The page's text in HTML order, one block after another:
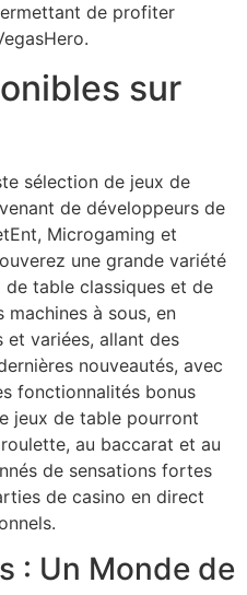
de profiter
sur
sélection de jeux de
de développeurs de
Microgaming et
une grande variété
de table classiques et de
à sous, en
et variées, allant des
nouveautés, avec
fonctionnalités bonus
jeux de table pourront
au baccarat et au
de sensations fortes
de casino en direct
: Un Monde de